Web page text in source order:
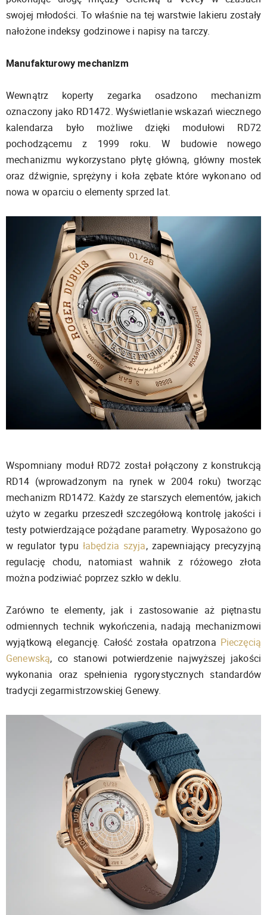
swojej młodości. To właśnie na tej warstwie lakieru zostały
nałożone indeksy godzinowe i napisy na tarczy.
Manufakturowy mechanizm
Wewnątrz koperty zegarka osadzono mechanizm
oznaczony jako RD1472. Wyświetlanie wskazań wiecznego
kalendarza było możliwe dzięki modułowi RD72
pochodzącemu z 1999 roku. W budowie nowego
mechanizmu wykorzystano płytę główną, główny mostek
oraz dźwignie, sprężyny i koła zębate które wykonano od
nowa w oparciu o elementy sprzed lat.
Wspomniany moduł RD72 został połączony z konstrukcją
RD14 (wprowadzonym na rynek w 2004 roku) tworząc
mechanizm RD1472. Każdy ze starszych elementów, jakich
użyto w zegarku przeszedł szczegółową kontrolę jakości i
testy potwierdzające pożądane parametry. Wyposażono go
w regulator typu łabędzia szyja, zapewniający precyzyjną
regulację chodu, natomiast wahnik z różowego złota
można podziwiać poprzez szkło w deklu.
Zarówno te elementy, jak i zastosowanie aż piętnastu
odmiennych technik wykończenia, nadają mechanizmowi
wyjątkową elegancję. Całość została opatrzona Pieczęcią
Genewską, co stanowi potwierdzenie najwyższej jakości
wykonania oraz spełnienia rygorystycznych standardów
tradycji zegarmistrzowskiej Genewy.